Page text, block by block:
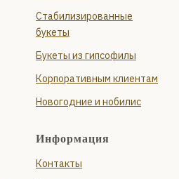
Стабилизированные
букеты
Букеты из гипсофилы
Корпоративным клиентам
Новогодние и нобилис
Информация
Контакты